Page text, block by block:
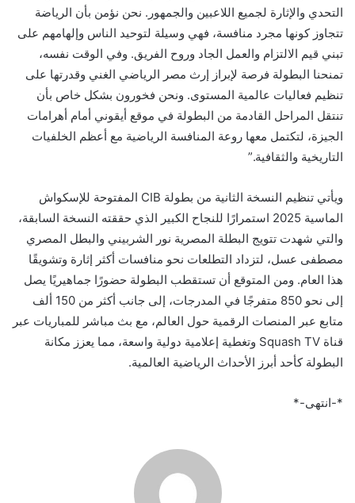
التحدي والإثارة لجميع اللاعبين والجمهور. نحن نؤمن بأن الرياضة
تتجاوز كونها مجرد منافسة، فهي وسيلة لتوحيد الناس وإلهامهم على
تبني قيم الالتزام والعمل الجاد وروح الفريق. وفي الوقت نفسه،
تمنحنا البطولة فرصة لإبراز إرث مصر الرياضي الغني وقدرتها على
تنظيم فعاليات عالمية المستوى. ونحن فخورون بشكل خاص بأن
تنتقل المراحل القادمة من البطولة في موقع أيقوني أمام أهرامات
الجيزة، لتكتمل معها روعة المنافسة الرياضية مع أعظم الخلفيات
التاريخية والثقافية.”
ويأتي تنظيم النسخة الثانية من بطولة CIB المفتوحة للإسكواش
الماسية 2025 استمرارًا للنجاح الكبير الذي حققته النسخة السابقة،
والتي شهدت تتويج البطلة المصرية نور الشربيني والبطل المصري
مصطفى عسل، لتزداد التطلعات نحو منافسات أكثر إثارة وتشويقًا
هذا العام. ومن المتوقع أن تستقطب البطولة حضورًا جماهيريًا يصل
إلى نحو 850 متفرجًا في المدرجات، إلى جانب أكثر من 150 ألف
متابع عبر المنصات الرقمية حول العالم، مع بث مباشر للمباريات عبر
قناة Squash TV وتغطية إعلامية دولية واسعة، مما يعزز مكانة
البطولة كأحد أبرز الأحداث الرياضية العالمية.
*-انتهى-*